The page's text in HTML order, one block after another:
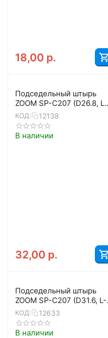
18,00 р.
Подседельный штырь
ZOOM SP-C207 (D26.8, L-
400, чёрный)
КОД: 12138
В наличии
32,00 р.
Подседельный штырь
ZOOM SP-C207 (D31.6, L-
400, чёрный)
КОД: 12633
В наличии